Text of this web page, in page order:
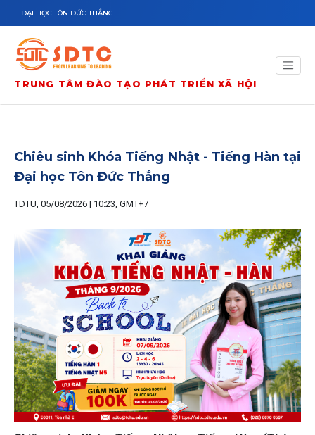
Nhảy đến nội dung
ĐẠI HỌC TÔN ĐỨC THẮNG
TRUNG TÂM ĐÀO TẠO PHÁT TRIỂN XÃ HỘI
Chiêu sinh Khóa Tiếng Nhật - Tiếng Hàn tại
Đại học Tôn Đức Thắng
TDTU, 05/08/2026 | 10:23, GMT+7